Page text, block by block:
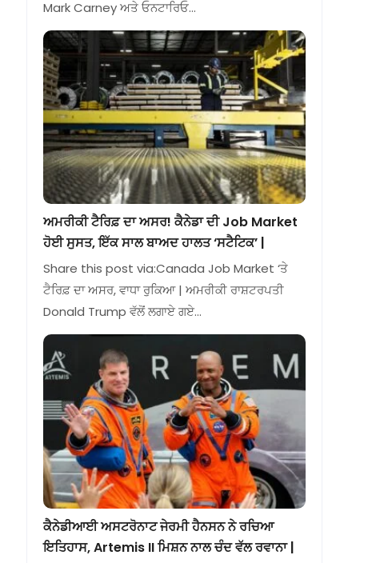
Mark Carney ਅਤੇ ਓਨਟਾਰਿਓ…
ਅਮਰੀਕੀ ਟੈਰਿਫ਼ ਦਾ ਅਸਰ! ਕੈਨੇਡਾ ਦੀ Job Market
ਹੋਈ ਸੁਸਤ, ਇੱਕ ਸਾਲ ਬਾਅਦ ਹਾਲਤ ‘ਸਟੈਟਿਕ’ |
Share this post via:Canada Job Market ‘ਤੇ
ਟੈਰਿਫ਼ ਦਾ ਅਸਰ, ਵਾਧਾ ਰੁਕਿਆ | ਅਮਰੀਕੀ ਰਾਸ਼ਟਰਪਤੀ
Donald Trump ਵੱਲੋਂ ਲਗਾਏ ਗਏ…
ਕੈਨੇਡੀਆਈ ਅਸਟਰੋਨਾਟ ਜੇਰਮੀ ਹੈਨਸਨ ਨੇ ਰਚਿਆ
ਇਤਿਹਾਸ, Artemis II ਮਿਸ਼ਨ ਨਾਲ ਚੰਦ ਵੱਲ ਰਵਾਨਾ |